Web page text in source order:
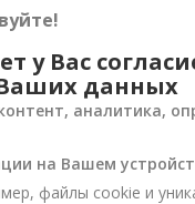
Цветы в коробке
избежать"
1 646 грн
у Вас
данных
аналитика,
на Вашем
файлы cookie и